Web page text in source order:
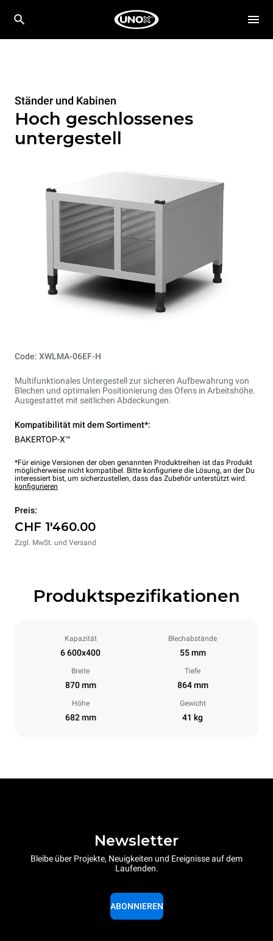
Ständer und Kabinen
Hoch geschlossenes
untergestell
Code: XWLMA-06EF-H
Multifunktionales Untergestell zur sicheren Aufbewahrung von
Blechen und optimalen Positionierung des Ofens in Arbeitshöhe.
Ausgestattet mit seitlichen Abdeckungen.
Kompatibilität mit dem Sortiment*:
BAKERTOP-X™
*Für einige Versionen der oben genannten Produktreihen ist das Produkt
möglicherweise nicht kompatibel. Bitte konfiguriere die Lösung, an der Du
interessiert bist, um sicherzustellen, dass das Zubehör unterstützt wird.
konfigurieren
Preis:
CHF 1'460.00
Zzgl. MwSt. und Versand
Produktspezifikationen
Kapazität
6 600x400
Blechabstände
55 mm
Breite
870 mm
Tiefe
864 mm
Höhe
682 mm
Gewicht
41 kg
Newsletter
Bleibe über Projekte, Neuigkeiten und Ereignisse auf dem
Laufenden.
ABONNIEREN